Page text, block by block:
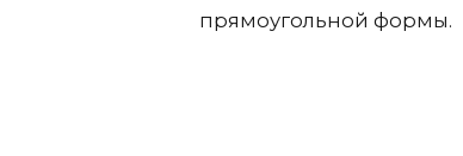
прямоугольной формы.